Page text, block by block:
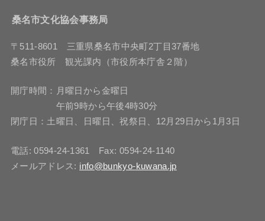
桑名市文化協会事務局
〒511-8601 三重県桑名市中央町2丁目37番地
桑名市役所 観光課内（市役所本庁舎２階）
開庁時間：月曜日から金曜日
午前9時から午後4時30分
閉庁日：土曜日、日曜日、祝祭日、12月29日から1月3日
電話: 0594-24-1361 Fax: 0594-24-1140
メールアドレス: info@bunkyo-kuwana.jp